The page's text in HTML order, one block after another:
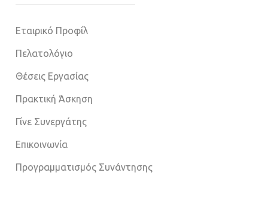
Εταιρικό Προφίλ
Πελατολόγιο
Θέσεις Εργασίας
Πρακτική Άσκηση
Γίνε Συνεργάτης
Επικοινωνία
Προγραμματισμός Συνάντησης